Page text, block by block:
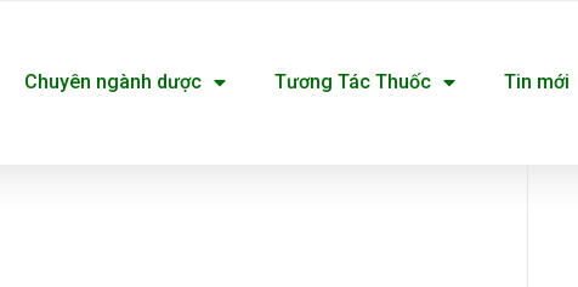
Chuyên ngành dược Tương Tác Thuốc Tin mới